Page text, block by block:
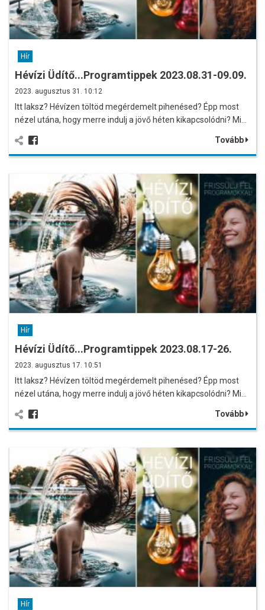
Hír
Hévízi Üdítő...Programtippek 2023.08.31-09.09.
2023. augusztus 31. 10:12
Itt laksz? Hévízen töltöd megérdemelt pihenésed? Épp most
nézel utána, hogy merre indulj a jövő héten kikapcsolódni? Mi…
Tovább
Hír
Hévízi Üdítő...Programtippek 2023.08.17-26.
2023. augusztus 17. 10:51
Itt laksz? Hévízen töltöd megérdemelt pihenésed? Épp most
nézel utána, hogy merre indulj a jövő héten kikapcsolódni? Mi…
Tovább
Hír